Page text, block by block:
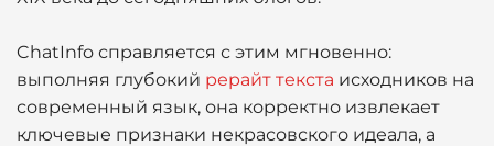
ChatInfo справляется с этим мгновенно:
выполняя глубокий рерайт текста исходников на
современный язык, она корректно извлекает
ключевые признаки некрасовского идеала, а